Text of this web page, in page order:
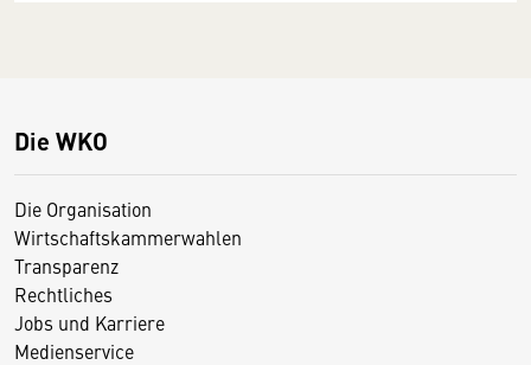
Die WKO
Die Organisation
Wirtschaftskammerwahlen
Transparenz
Rechtliches
Jobs und Karriere
Medienservice